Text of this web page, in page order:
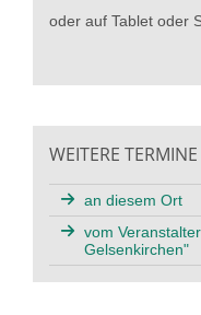
oder auf Tablet oder
WEITERE TERMINE
an diesem Ort
vom
Gelsenkirchen"